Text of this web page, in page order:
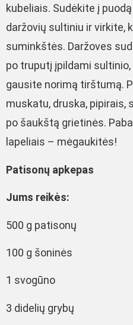
kubeliais. Sudėkite į
daržovių sultiniu ir virkite,
suminkštės. Daržoves
po truputį įpildami sultinio,
gausite norimą tirštumą.
muskatu, druska, pipirais,
po šaukštą grietinės.
lapeliais – mėgaukitės!
Patisonų apkepas
Jums reikės:
500 g patisonų
100 g šoninės
1 svogūno
3 didelių grybų